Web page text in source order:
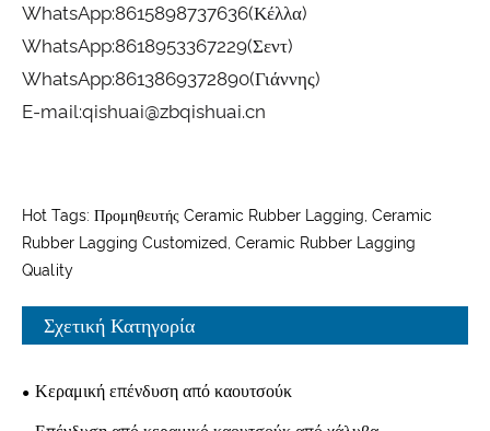
WhatsApp:8615898737636(Κέλλα)
WhatsApp:8618953367229(Σεντ)
WhatsApp:8613869372890(Γιάννης)
E-mail:qishuai@zbqishuai.cn
Hot Tags: Προμηθευτής Ceramic Rubber Lagging, Ceramic
Rubber Lagging Customized, Ceramic Rubber Lagging
Quality
Σχετική Κατηγορία
Κεραμική επένδυση από καουτσούκ